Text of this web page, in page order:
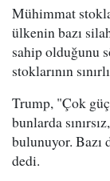
Mühimmat
ülkenin bazı
sahip olduğunu
stoklarının
Trump, "Çok
bunlarda
bulunuyor. Bazı
dedi.